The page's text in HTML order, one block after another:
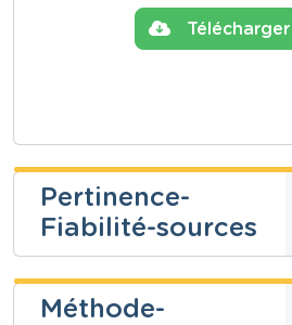
Télécharger
Pertinence-
Fiabilité-sources
Méthode-